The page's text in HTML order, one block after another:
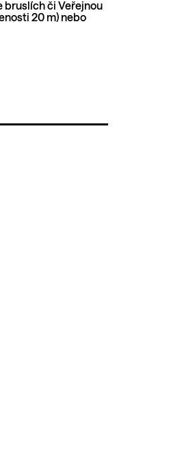
bruslích či Veřejnou
20 m) nebo